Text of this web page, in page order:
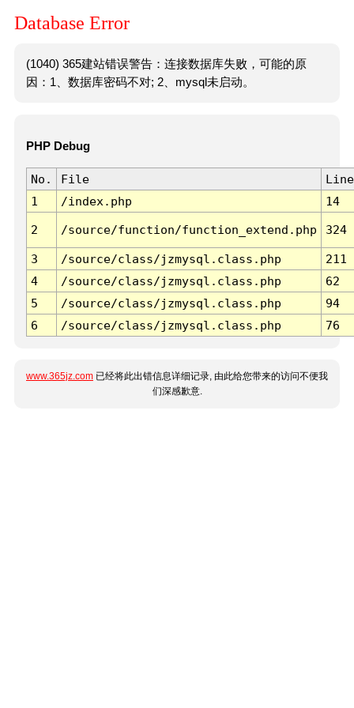
Database Error
(1040) 365建站错误警告：连接数据库失败，可能的原
因：1、数据库密码不对; 2、mysql未启动。
PHP Debug
No. File
Line
1
/index.php 14
2 /source/function/function_extend.php 324
3 /source/class/jzmysql.class.php
211
4
/source/class/jzmysql.class.php
62
5
/source/class/jzmysql.class.php
94
6
/source/class/jzmysql.class.php 76
www.365jz.com 已经将此出错信息详细记录, 由此给您带来的访问不便我
们深感歉意.